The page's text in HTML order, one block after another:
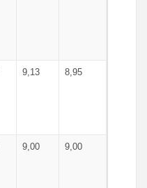
9,13 8,95
9,00 9,00